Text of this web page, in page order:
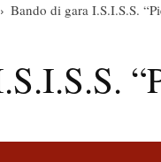
Bando di gara I.S.I.S.S.